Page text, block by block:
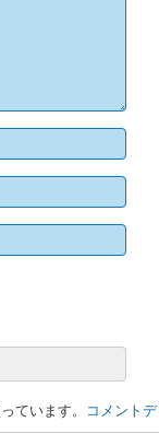
ています。
コメントデ